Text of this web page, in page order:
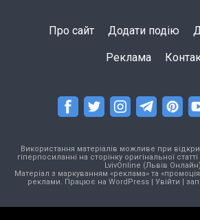
Про сайт Додати подію
Реклама
Використання матеріалів можливе при
гіперпосиланні на сторінку оригінальної
LvivOnline (Львів
Матеріал з маркуванням «реклама» та
реклами. Працює на WordPress| Увійти |